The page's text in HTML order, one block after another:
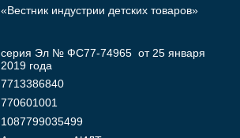
«Вестник индустрии детских товаров»
серия Эл № ФС77-74965 от 25 января
2019 года
7713386840
770601001
1087799035499